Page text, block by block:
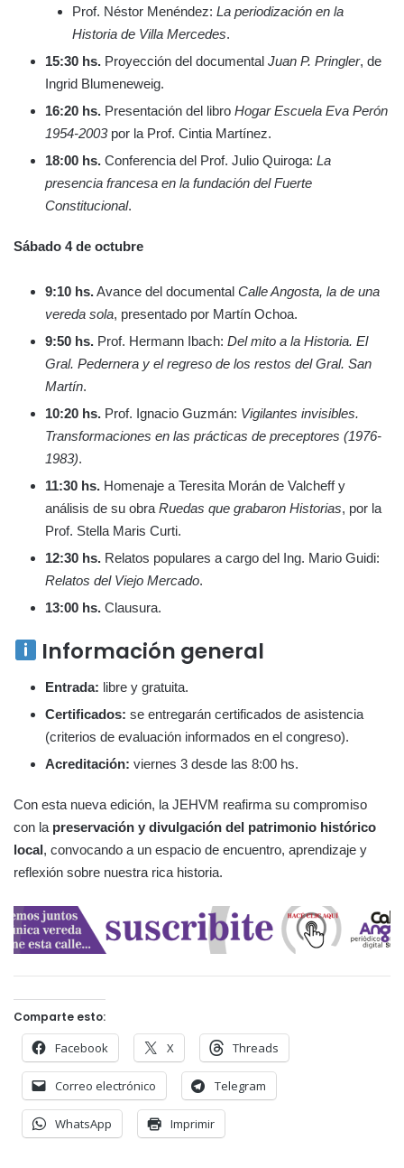
Prof. Néstor Menéndez: La periodización en la
Historia de Villa Mercedes.
15:30 hs. Proyección del documental Juan P. Pringler, de
Ingrid Blumeneweig.
16:20 hs. Presentación del libro Hogar Escuela Eva Perón
1954-2003por la Prof. Cintia Martínez.
18:00 hs. Conferencia del Prof. Julio Quiroga: La
presencia francesa en la fundación del Fuerte
Constitucional.
Sábado 4 de octubre
9:10 hs.Avance del documental Calle Angosta, la de una
vereda sola, presentado por Martín Ochoa.
9:50 hs. Prof. Hermann Ibach: Del mito a la Historia. El
Gral. Pedernera y el regreso de los restos del Gral. San
Martín.
10:20 hs. Prof. Ignacio Guzmán: Vigilantes invisibles.
Transformaciones en las prácticas de preceptores (1976-
1983).
11:30 hs. Homenaje a Teresita Morán de Valcheff y
análisis de su obra Ruedas que grabaron Historias, por la
Prof. Stella Maris Curti.
12:30 hs. Relatos populares a cargo del Ing. Mario Guidi:
Relatos del Viejo Mercado.
13:00 hs. Clausura.
Información general
Entrada: libre y gratuita.
Certificados: se entregarán certificados de asistencia
(criterios de evaluación informados en el congreso).
Acreditación: viernes 3 desde las 8:00 hs.
Con esta nueva edición, la JEHVM reafirma su compromiso
con la preservación y divulgación del patrimonio histórico
local, convocando a un espacio de encuentro, aprendizaje y
reflexión sobre nuestra rica historia.
Comparte esto:
Facebook X Threads
Correo electrónico Telegram
WhatsApp Imprimir